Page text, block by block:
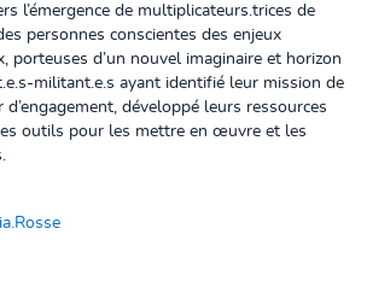
l’émergence de multiplicateurs.trices de
personnes conscientes des enjeux
porteuses d’un nouvel imaginaire et horizon
militant.e.s ayant identifié leur mission de
développé leurs ressources
outils pour les mettre en œuvre et les